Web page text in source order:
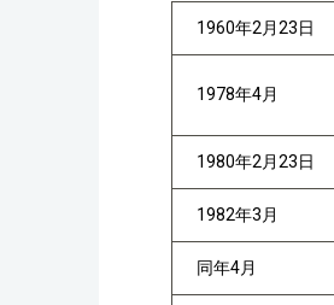
1960年2月23日
1978年4月
1980年2月23日
1982年3月
同年4月